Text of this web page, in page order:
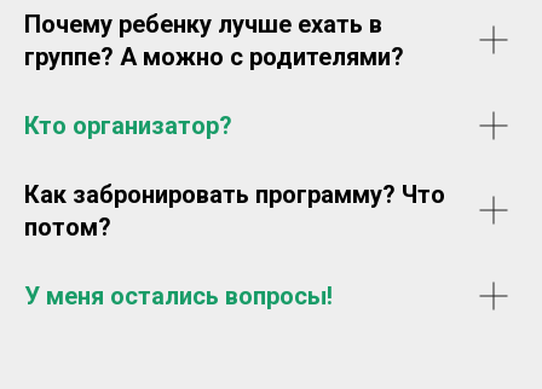
Почему ребенку лучше ехать в
группе? А можно с родителями?
Кто организатор?
Как забронировать программу? Что
потом?
У меня остались вопросы!